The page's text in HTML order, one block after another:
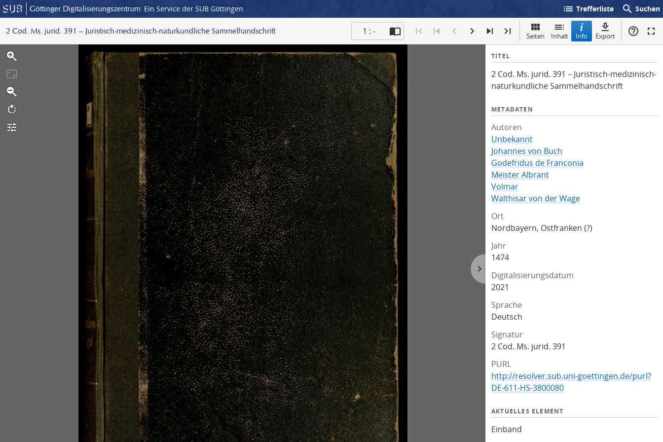
Göttinger Digitalisierungszentrum Ein Service der SUB Göttingen list Trefferliste search Suchen
2 Cod. Ms. jurid. 391 – Juristisch-medizinisch-naturkundliche Sammelhandschrift 1 : - Seiten Inhalt Info Export
I
f
o
TITEL
2 Cod. Ms. jurid. 391 – Juristisch-medizinisch-
naturkundliche Sammelhandschrift
METADATEN
Autoren
Unbekannt
Johannes von Buch
Godefridus de Franconia
Meister Albrant
Volmar
Walthisar von der Wage
Ort
Nordbayern, Ostfranken (?)
Jahr
1474
Digitalisierungsdatum
2021
Sprache
Deutsch
Signatur
2 Cod. Ms. jurid. 391
PURL
http://resolver.sub.uni-goettingen.de/purl?
DE-611-HS-3800080
AKTUELLES ELEMENT
Einband